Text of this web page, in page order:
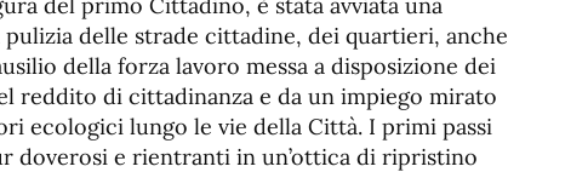
pulizia delle strade cittadine, dei quartieri, anche
della forza lavoro messa a disposizione dei
reddito di cittadinanza e da un impiego mirato
ecologici lungo le vie della Città. I primi passi
doverosi e rientranti in un’ottica di ripristino